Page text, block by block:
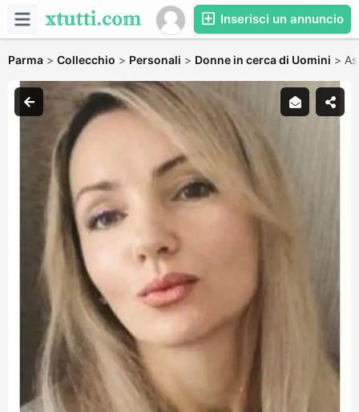
Inserisci un annuncio
Parma > Collecchio > Personali > Donne in cerca di Uomini >